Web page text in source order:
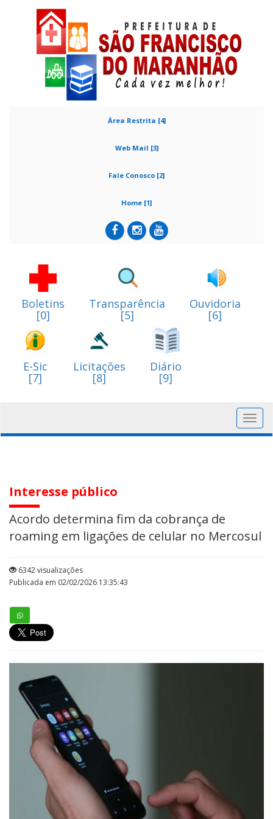
Área Restrita [4]
Web Mail [3]
Fale Conosco [2]
Home [1]
Boletins
[0]
Transparência
[5]
Ouvidoria
[6]
E-Sic
[7]
Licitações
[8]
Diário
[9]
Interesse público
Acordo determina fim da cobrança de
roaming em ligações de celular no Mercosul
6342 visualizações
Publicada em 02/02/2026 13:35:43